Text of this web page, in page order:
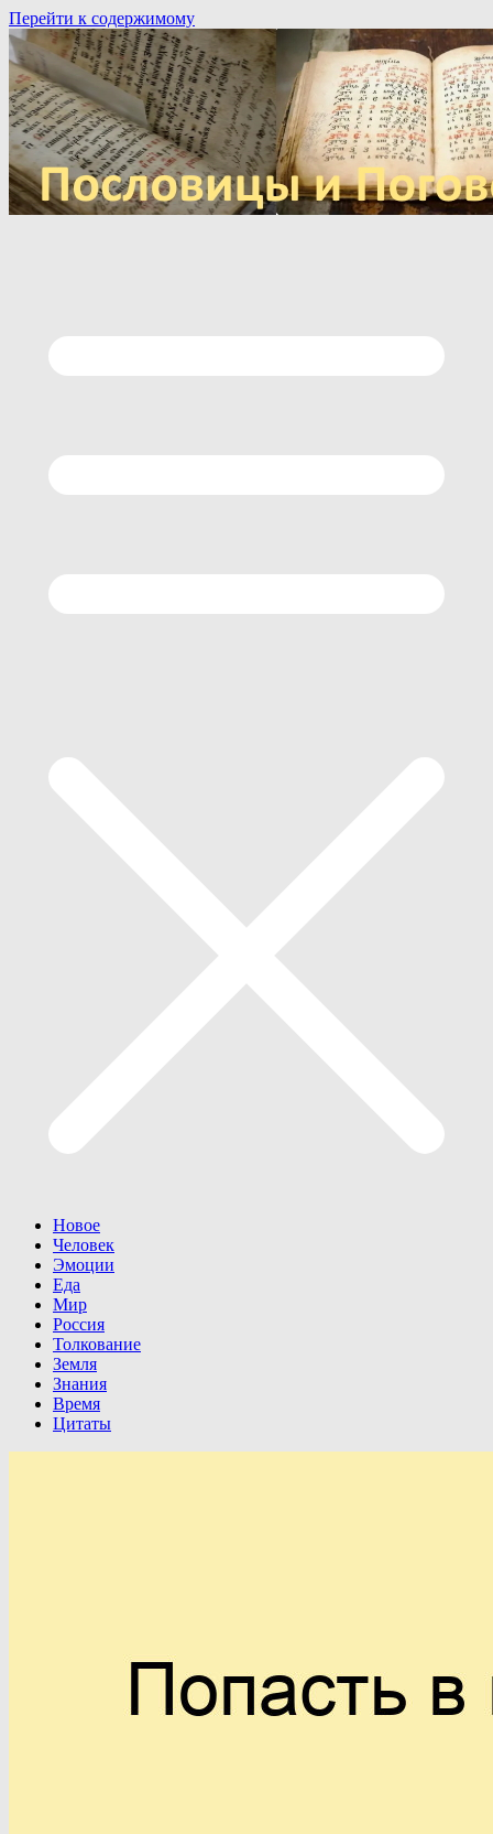
Перейти к содержимому
Новое
Человек
Эмоции
Еда
Мир
Россия
Толкование
Земля
Знания
Время
Цитаты